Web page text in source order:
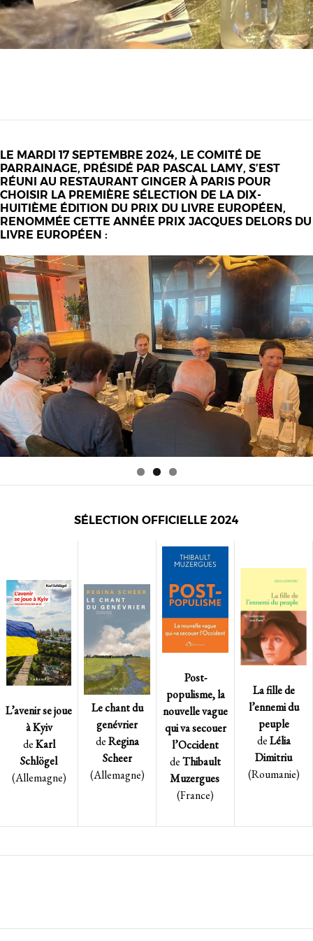
LE MARDI 17 SEPTEMBRE 2024, LE COMITÉ DE
PARRAINAGE, PRÉSIDÉ PAR PASCAL LAMY, S’EST
RÉUNI AU RESTAURANT GINGER À PARIS POUR
CHOISIR LA PREMIÈRE SÉLECTION DE LA DIX-
HUITIÈME ÉDITION DU PRIX DU LIVRE EUROPÉEN,
RENOMMÉE CETTE ANNÉE PRIX JACQUES DELORS DU
LIVRE EUROPÉEN :
SÉLECTION OFFICIELLE 2024
L’avenir se joue
à Kyiv
deKarl
Schlögel
(Allemagne)
Le chant du
genévrier
deRegina
Scheer
(Allemagne)
Post-
populisme, la
nouvelle vague
qui va secouer
l’Occident
deThibault
Muzergues
(France)
La fille de
l’ennemi du
peuple
deLélia
Dimitriu
(Roumanie)